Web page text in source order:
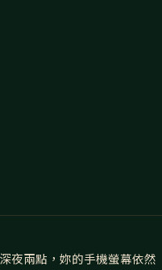
夜兩點，妳的手機螢幕依然